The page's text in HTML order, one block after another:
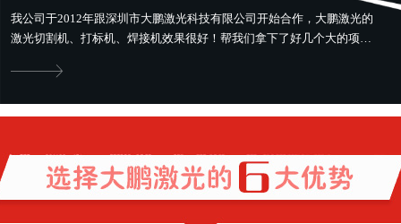
我公司于2012年跟深圳市大鹏激光科技有限公司开始合作，大鹏激光的
激光切割机、打标机、焊接机效果很好！帮我们拿下了好几个大的项